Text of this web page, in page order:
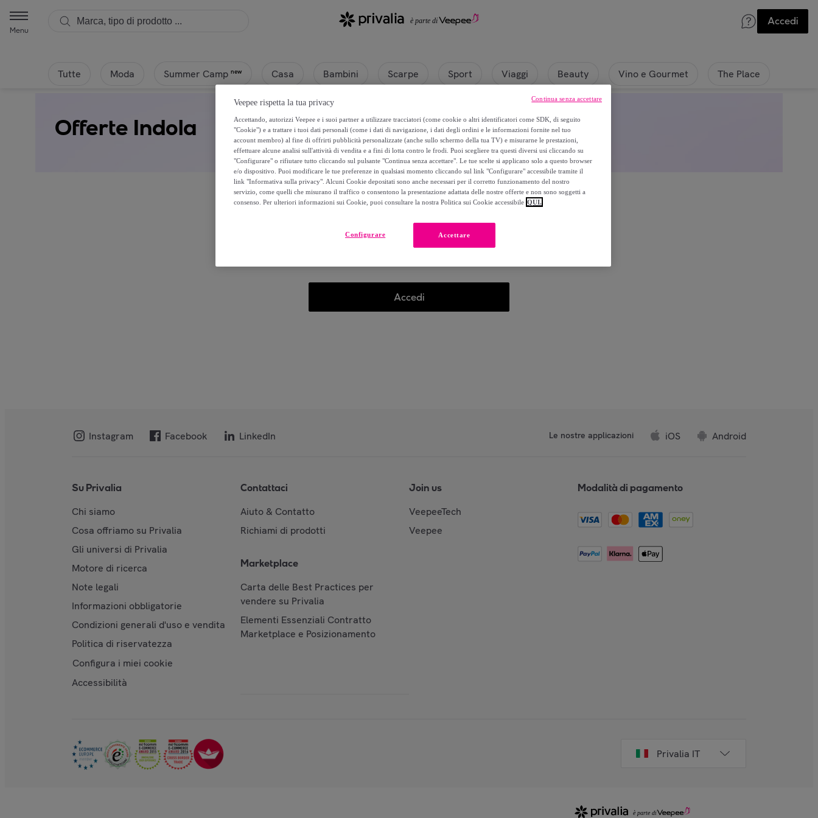
Menu
Accedi
Tutte Moda Summer Camp new Casa Bambini Scarpe Sport Viaggi Beauty Vino e Gourmet The Place
Offerte Indola
Attualmente non è disponibile alcun prodotto.
Accedi
Instagram Facebook LinkedIn Le nostre applicazioni iOS Android
Su Privalia
Chi siamo
Cosa offriamo su Privalia
Gli universi di Privalia
Motore di ricerca
Note legali
Informazioni obbligatorie
Condizioni generali d'uso e vendita
Politica di riservatezza
Configura i miei cookie
Accessibilità
Contattaci
Aiuto & Contatto
Richiami di prodotti
Marketplace
Carta delle Best Practices per
vendere su Privalia
Elementi Essenziali Contratto
Marketplace e Posizionamento
Join us
VeepeeTech
Veepee
Modalità di pagamento
Privalia IT
Veepee rispetta la tua privacy
Accettando, autorizzi Veepee e i suoi partner a utilizzare tracciatori (come cookie o altri identificatori come SDK, di seguito
"Cookie") e a trattare i tuoi dati personali (come i dati di navigazione, i dati degli ordini e le informazioni fornite nel tuo
account membro) al fine di offrirti pubblicità personalizzate (anche sullo schermo della tua TV) e misurarne le prestazioni,
effettuare alcune analisi sull'attività di vendita e a fini di lotta contro le frodi. Puoi scegliere tra questi diversi usi cliccando su
"Configurare" o rifiutare tutto cliccando sul pulsante "Continua senza accettare". Le tue scelte si applicano solo a questo browser
e/o dispositivo. Puoi modificare le tue preferenze in qualsiasi momento cliccando sul link "Configurare" accessibile tramite il
link "Informativa sulla privacy". Alcuni Cookie depositati sono anche necessari per il corretto funzionamento del nostro
servizio, come quelli che misurano il traffico o consentono la presentazione adattata delle nostre offerte e non sono soggetti a
consenso. Per ulteriori informazioni sui Cookie, puoi consultare la nostra Politica sui Cookie accessibile QUI.
Accettare
Configurare
Continua senza accettare